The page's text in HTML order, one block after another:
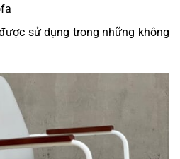
sử dụng trong những không